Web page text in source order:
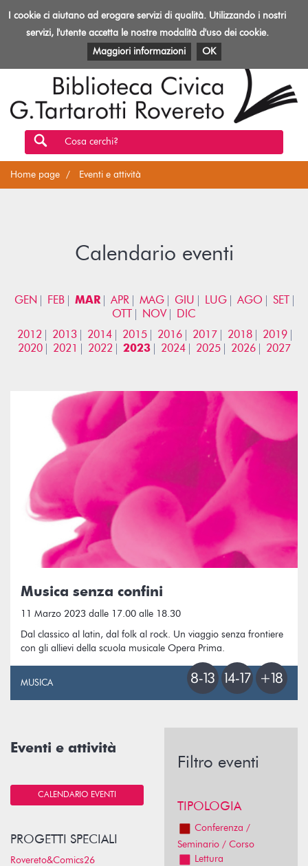
Toggle
Biblioteca
Rovereto
EVENTI E ATTIVITÀ PATRIMONIO E RISORSE
Cosa cerchi?
Home page Eventi e attività
Calendario eventi
GEN FEB MAR APR MAG GIU LUG AGO
SET
OTT
NOV
DIC
2012
2013 2014 2015 2016 2017 2018
2019
2020
2021 2022 2023 2024 2025 2026 2027
Musica senza confini
11 Marzo 2023 dalle 17.00 alle 18.30
Dal classico al latin, dal folk al rock. Un viaggio senza frontiere
con gli allievi della scuola musicale Opera Prima.
MUSICA
Eventi e attività
CALENDARIO EVENTI
PROGETTI SPECIALI
Rovereto&Comics26
Filtro eventi
TIPOLOGIA
Conferenza /
Seminario / Corso
Lettura
I cookie ci aiutano ad erogare servizi di qualità. Utilizzando i nostri
servizi, l'utente accetta le nostre modalità d'uso dei cookie.
Maggiori informazioni
OK